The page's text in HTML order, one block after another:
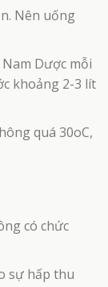
Nên uống
Dược mỗi
khoảng 2-3 lít
quá 30oC,
có chức
sự hấp thu